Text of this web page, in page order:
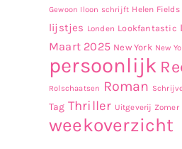
Gewoon Iloon schrijft Helen Fields
lijstjes Londen Lookfantastic
Maart 2025 New York New
persoonlijk
Rolschaatsen Roman
Tag Thriller Uitgeverij
weekoverzicht